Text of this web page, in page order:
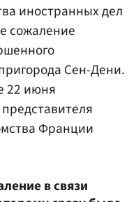
иностранных дел
сожаление
Сен-Дени.
22 июня
Франции
в связи